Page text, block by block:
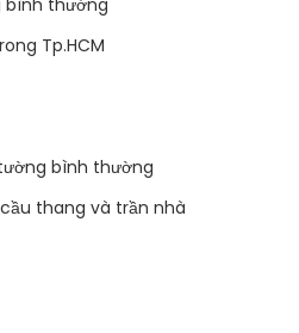
bình thường
Tp.HCM
bình thường
thang và trần nhà